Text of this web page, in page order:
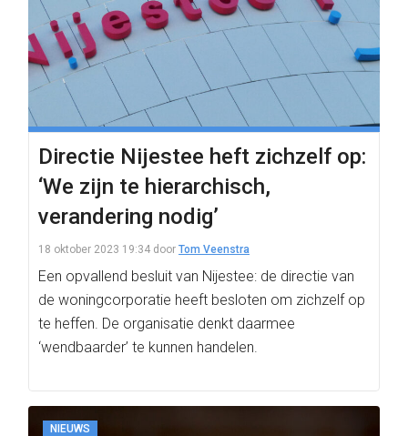
Directie Nijestee heft zichzelf op:
‘We zijn te hierarchisch,
verandering nodig’
18 oktober 2023 19:34 door Tom Veenstra
Een opvallend besluit van Nijestee: de directie van
de woningcorporatie heeft besloten om zichzelf op
te heffen. De organisatie denkt daarmee
‘wendbaarder’ te kunnen handelen.
NIEUWS